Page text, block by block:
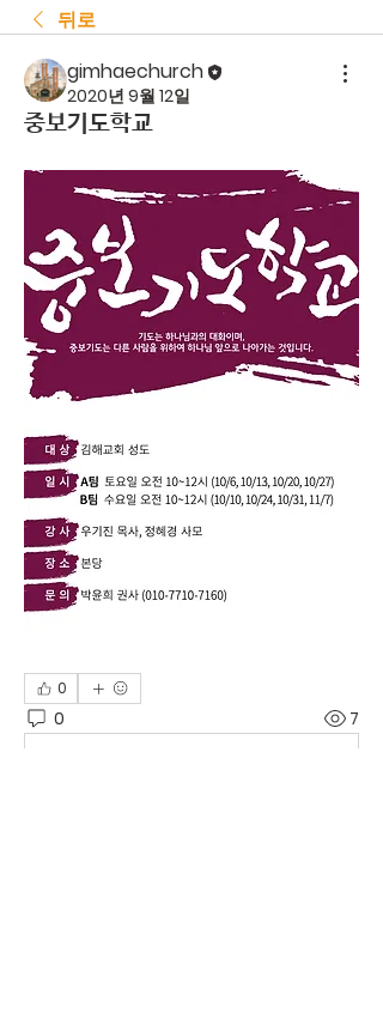
뒤로
gimhaechurch
2020년 9월 12일
중보기도학교
0
0 7